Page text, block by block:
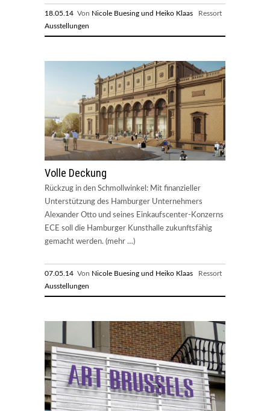
18.05.14 Von Nicole Buesing und Heiko Klaas Ressort
Ausstellungen
Volle Deckung
Rückzug in den Schmollwinkel: Mit finanzieller
Unterstützung des Hamburger Unternehmers
Alexander Otto und seines Einkaufscenter-Konzerns
ECE soll die Hamburger Kunsthalle zukunftsfähig
gemacht werden. (mehr …)
07.05.14 Von Nicole Buesing und Heiko Klaas Ressort
Ausstellungen